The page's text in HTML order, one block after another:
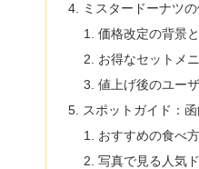
ミスタードーナツ
価格改定の背景
お得なセットメ
値上げ後のユー
スポットガイド：
おすすめの食べ
写真で見る人気